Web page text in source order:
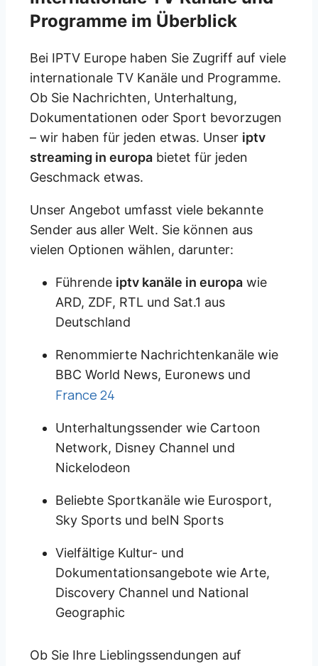
Programme im Überblick
Bei IPTV Europe haben Sie Zugriff auf viele
internationale TV Kanäle und Programme.
Ob Sie Nachrichten, Unterhaltung,
Dokumentationen oder Sport bevorzugen
– wir haben für jeden etwas. Unser iptv
streaming in europa bietet für jeden
Geschmack etwas.
Unser Angebot umfasst viele bekannte
Sender aus aller Welt. Sie können aus
vielen Optionen wählen, darunter:
Führende iptv kanäle in europa wie
ARD, ZDF, RTL und Sat.1 aus
Deutschland
Renommierte Nachrichtenkanäle wie
BBC World News, Euronews und
France 24
Unterhaltungssender wie Cartoon
Network, Disney Channel und
Nickelodeon
Beliebte Sportkanäle wie Eurosport,
Sky Sports und beIN Sports
Vielfältige Kultur- und
Dokumentationsangebote wie Arte,
Discovery Channel und National
Geographic
Ob Sie Ihre Lieblingssendungen auf